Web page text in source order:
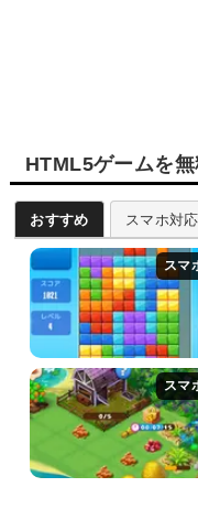
HTML5ゲームを無
おすすめ スマホ対応